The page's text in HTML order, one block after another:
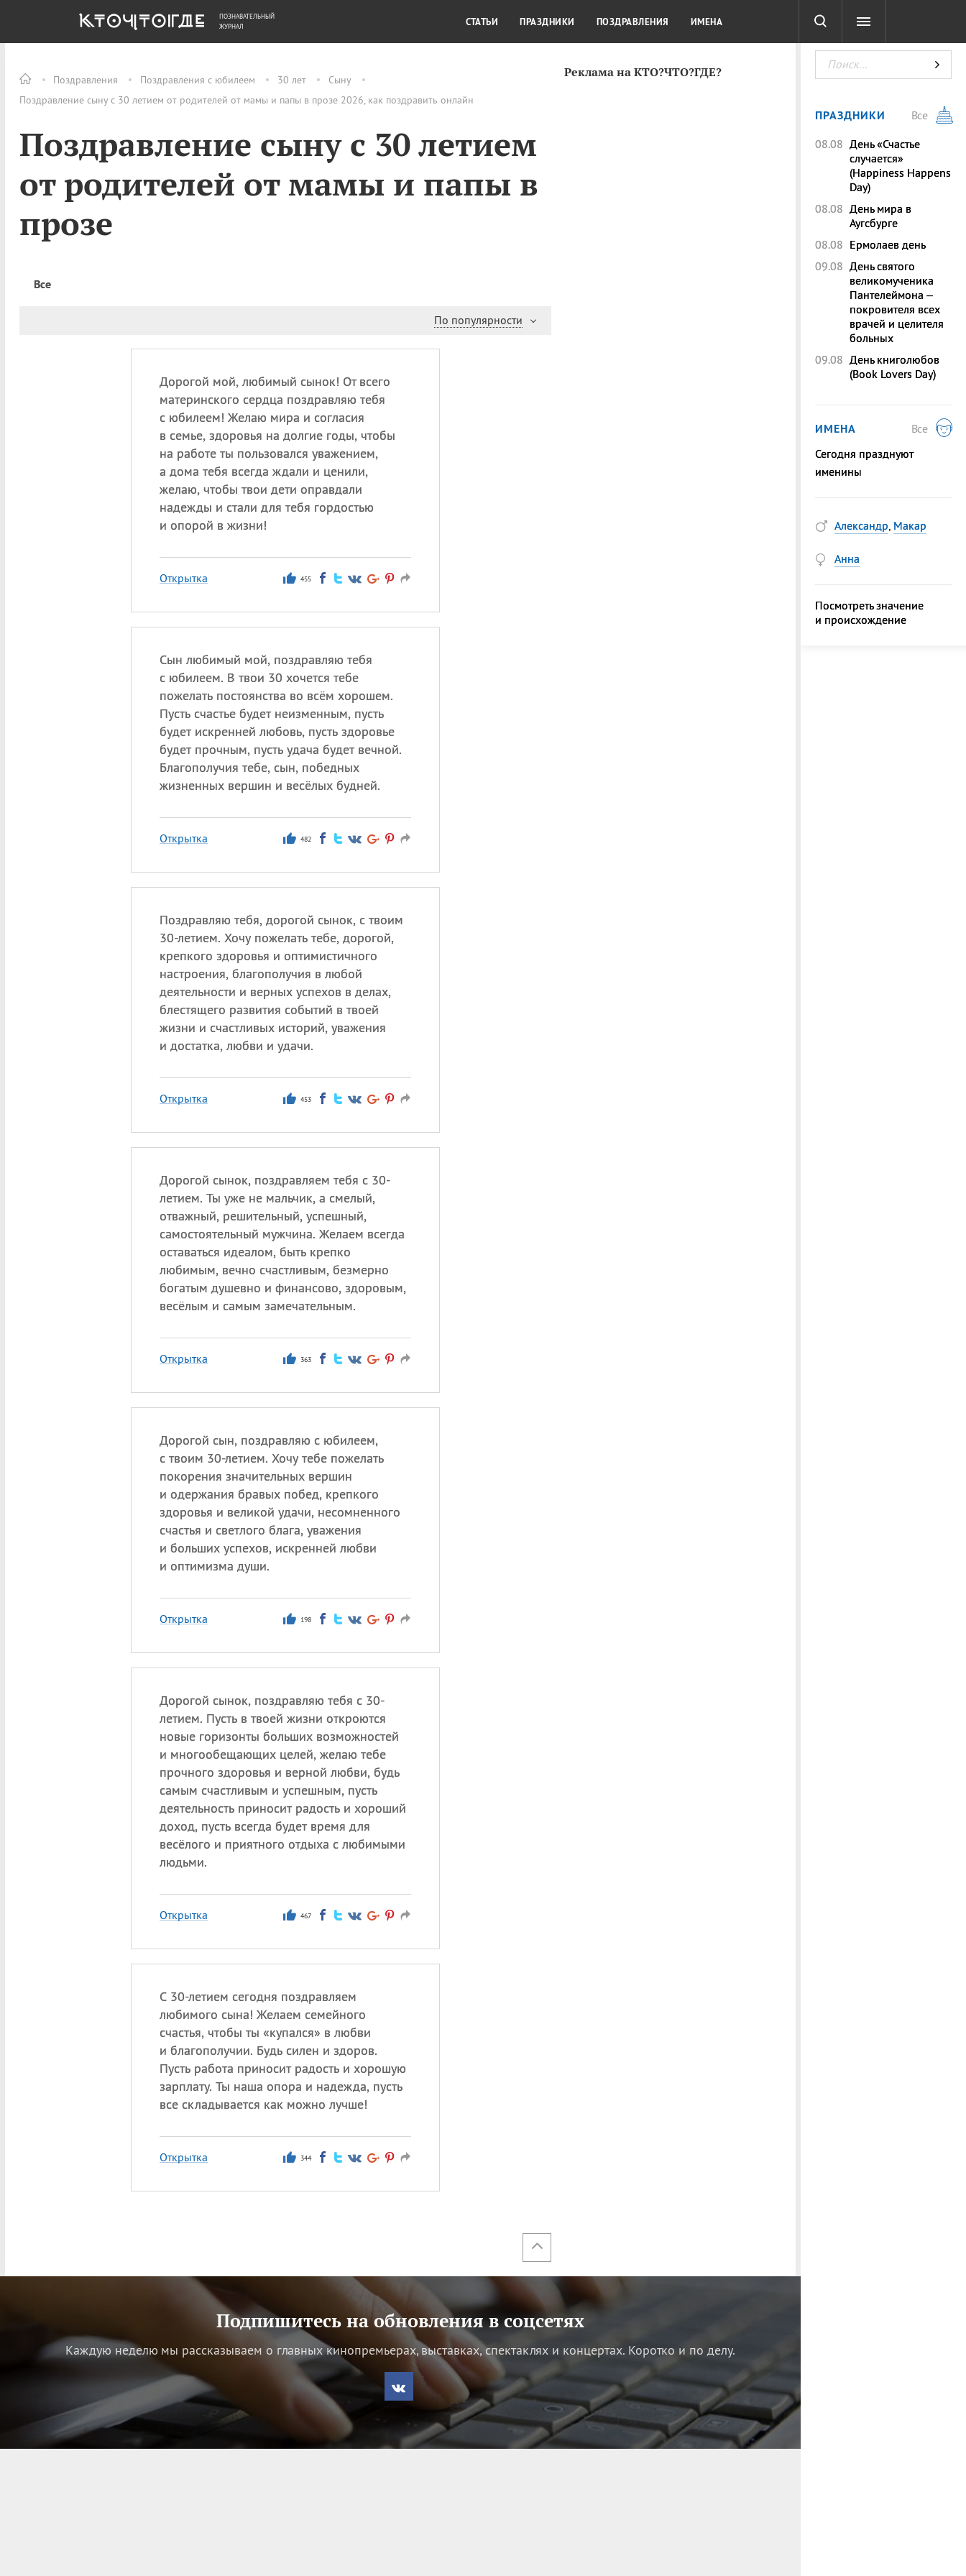
Поздравления Поздравления с юбилеем 30 лет
Сыну
Поздравление сыну с 30 летием от родителей от мамы и папы в прозе 2026, как поздравить онлайн
Поздравление сыну с 30 летием
от родителей от мамы и папы в
прозе
Все
По популярности
Дорогой мой, любимый сынок! От всего
материнского сердца поздравляю тебя
с юбилеем! Желаю мира и согласия
в семье, здоровья на долгие годы, чтобы
на работе ты пользовался уважением,
а дома тебя всегда ждали и ценили,
желаю, чтобы твои дети оправдали
надежды и стали для тебя гордостью
и опорой в жизни!
Открытка 455
Сын любимый мой, поздравляю тебя
с юбилеем. В твои 30 хочется тебе
пожелать постоянства во всём хорошем.
Пусть счастье будет неизменным, пусть
будет искренней любовь, пусть здоровье
будет прочным, пусть удача будет вечной.
Благополучия тебе, сын, победных
жизненных вершин и весёлых будней.
Открытка 482
Поздравляю тебя, дорогой сынок, с твоим
30-летием. Хочу пожелать тебе, дорогой,
крепкого здоровья и оптимистичного
настроения, благополучия в любой
деятельности и верных успехов в делах,
блестящего развития событий в твоей
жизни и счастливых историй, уважения
и достатка, любви и удачи.
Открытка 453
Дорогой сынок, поздравляем тебя с 30-
летием. Ты уже не мальчик, а смелый,
отважный, решительный, успешный,
самостоятельный мужчина. Желаем всегда
оставаться идеалом, быть крепко
любимым, вечно счастливым, безмерно
богатым душевно и финансово, здоровым,
весёлым и самым замечательным.
Открытка 363
Дорогой сын, поздравляю с юбилеем,
с твоим 30-летием. Хочу тебе пожелать
покорения значительных вершин
и одержания бравых побед, крепкого
здоровья и великой удачи, несомненного
счастья и светлого блага, уважения
и больших успехов, искренней любви
и оптимизма души.
Открытка 198
Дорогой сынок, поздравляю тебя с 30-
летием. Пусть в твоей жизни откроются
новые горизонты больших возможностей
и многообещающих целей, желаю тебе
прочного здоровья и верной любви, будь
самым счастливым и успешным, пусть
деятельность приносит радость и хороший
доход, пусть всегда будет время для
весёлого и приятного отдыха с любимыми
людьми.
Открытка 467
С 30-летием сегодня поздравляем
любимого сына! Желаем семейного
счастья, чтобы ты «купался» в любви
и благополучии. Будь силен и здоров.
Пусть работа приносит радость и хорошую
зарплату. Ты наша опора и надежда, пусть
все складывается как можно лучше!
Открытка 344
Реклама на КТО?ЧТО?ГДЕ?
Подпишитесь на обновления в соцсетях
Каждую неделю мы рассказываем о главных кинопремьерах, выставках, спектаклях и концертах. Коротко и по делу.
ОБЩЕСТВО ДЕНЬГИ КУЛЬТУРА КРАСОТА ТЕСТЫ
ПОЗНАВАТЕЛЬНЫЙ
ЖУРНАЛ
СТАТЬИ ПРАЗДНИКИ ПОЗДРАВЛЕНИЯ ИМЕНА
ПРАЗДНИКИ
Все
08.08 День «Счастье
случается»
(Happiness Happens
Day)
08.08 День мира в
Аугсбурге
08.08 Ермолаев день
09.08 День святого
великомученика
Пантелеймона –
покровителя всех
врачей и целителя
больных
09.08 День книголюбов
(Book Lovers Day)
ИМЕНА
Все
Сегодня празднуют
именины
Александр, Макар
Анна
Посмотреть значение
и происхождение